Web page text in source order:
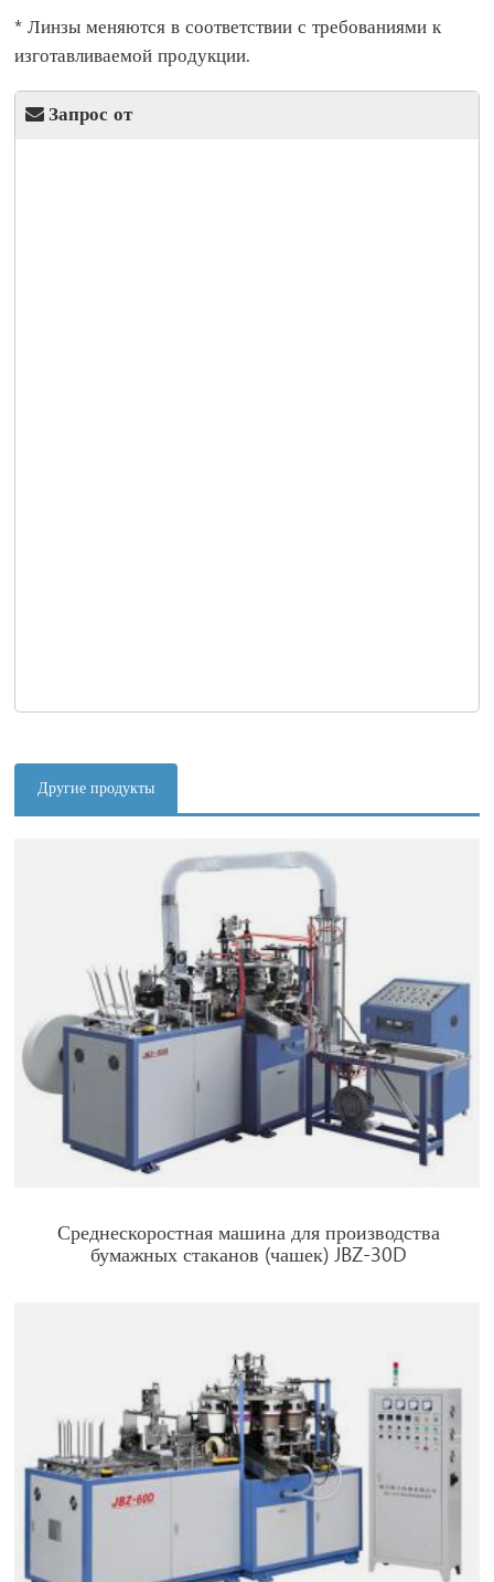
* Линзы меняются в соответствии с требованиями к
изготавливаемой продукции.
Запрос от
Другие продукты
Среднескоростная машина для производства
бумажных стаканов (чашек) JBZ-30D